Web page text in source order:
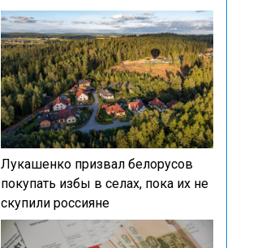
Лукашенко призвал белорусов
покупать избы в селах, пока их не
скупили россияне